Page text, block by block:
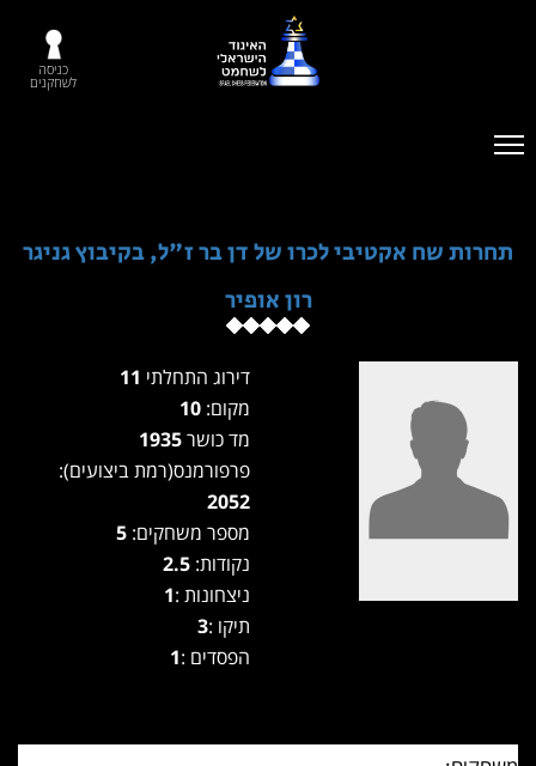
כניסה
לשחקנים
תחרות שח אקטיבי לכרו של דן בר ז"ל, בקיבוץ גניגר
רון אופיר
דירוג התחלתי
מקום:
מד כושר
פרפורמנס(רמת ביצועים):
2052
מספר משחקים:
נקודות: 2.5
ניצחונות :1
תיקו :3
הפסדים :1